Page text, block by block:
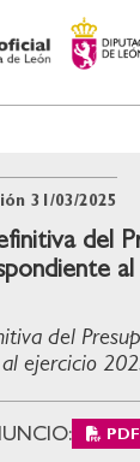
del
del
ejercicio
31/03/2025
PDF